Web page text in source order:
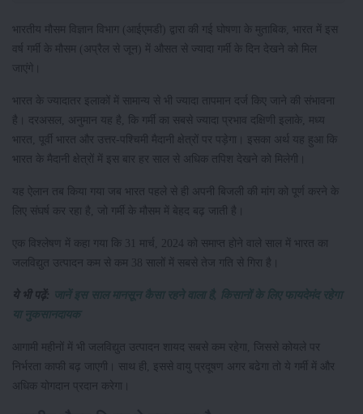
भारतीय मौसम विज्ञान विभाग (आईएमडी) द्वारा की गई घोषणा के मुताबिक, भारत में इस
वर्ष गर्मी के मौसम (अप्रैल से जून) में औसत से ज्यादा गर्मी के दिन देखने को मिल
जाएंगे।
भारत के ज्यादातर इलाकों में सामान्य से भी ज्यादा तापमान दर्ज किए जाने की संभावना
है। दरअसल, अनुमान यह है, कि गर्मी का सबसे ज्यादा प्रभाव दक्षिणी इलाके, मध्य
भारत, पूर्वी भारत और उत्तर-पश्चिमी मैदानी क्षेत्रों पर पड़ेगा। इसका अर्थ यह हुआ कि
भारत के मैदानी क्षेत्रों में इस बार हर साल से अधिक तपिश देखने को मिलेगी।
यह ऐलान तब किया गया जब भारत पहले से ही अपनी बिजली की मांग को पूर्ण करने के
लिए संघर्ष कर रहा है, जो गर्मी के मौसम में बेहद बढ़ जाती है।
एक विश्लेषण में कहा गया कि 31 मार्च, 2024 को समाप्त होने वाले साल में भारत का
जलविद्युत उत्पादन कम से कम 38 सालों में सबसे तेज गति से गिरा है।
ये भी पढ़ें: जानें इस साल मानसून कैसा रहने वाला है, किसानों के लिए फायदेमंद रहेगा
या नुकसानदायक
आगामी महीनों में भी जलविद्युत उत्पादन शायद सबसे कम रहेगा, जिससे कोयले पर
निर्भरता काफी बढ़ जाएगी। साथ ही, इससे वायु प्रदूषण अगर बढेगा तो ये गर्मी में और
अधिक योगदान प्रदान करेगा।